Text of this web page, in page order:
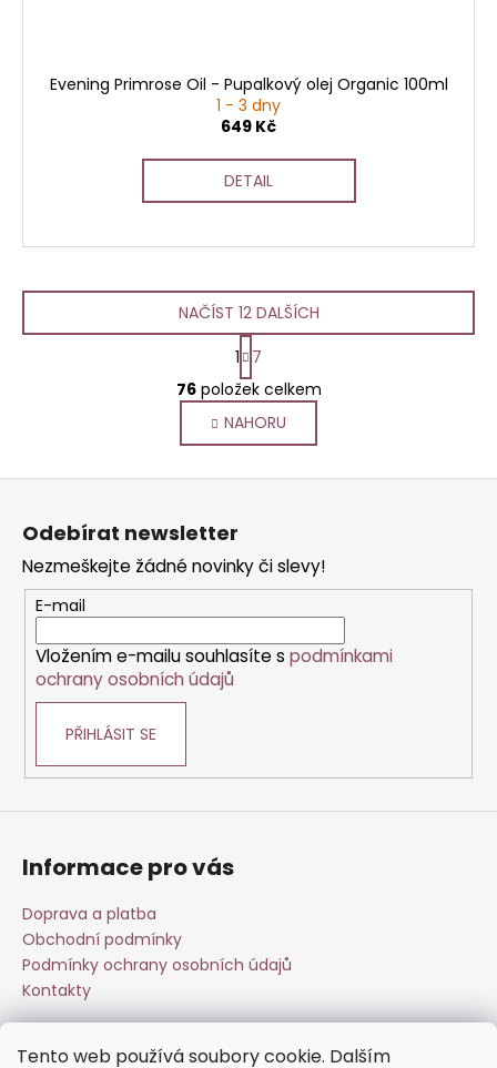
Tento web používá soubory cookie. Dalším
Evening Primrose Oil - Pupalkový olej Organic 100ml
1 - 3 dny
649 Kč
DETAIL
O
v
l
á
d
p
r
v
k
y
u
NAČÍST 12 DALŠÍCH
S
t
r
á
n
k
1
7
76položek celkem
NAHORU
Z
Odebírat newsletter
Nezmeškejte žádné novinky či slevy!
E-mail
Vložením e-mailu souhlasíte s podmínkami
ochrany osobních údajů
PŘIHLÁSIT SE
Informace pro vás
Doprava a platba
Obchodní podmínky
Podmínky ochrany osobních údajů
Kontakty